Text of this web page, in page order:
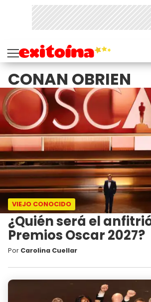
CONAN OBRIEN
VIEJO CONOCIDO
¿Quién será el
Premios Oscar 2027?
Por Carolina Cuellar